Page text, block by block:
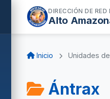
DIRECCIÓN DE RED
Alto
Inicio Unidades
Ántrax